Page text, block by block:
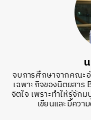
จบการศึกษาจากคณะ
เฉพาะกิจของนิตยสาร
จิตใจ เพราะทำให้รู้จัก
เขียนและมีควา